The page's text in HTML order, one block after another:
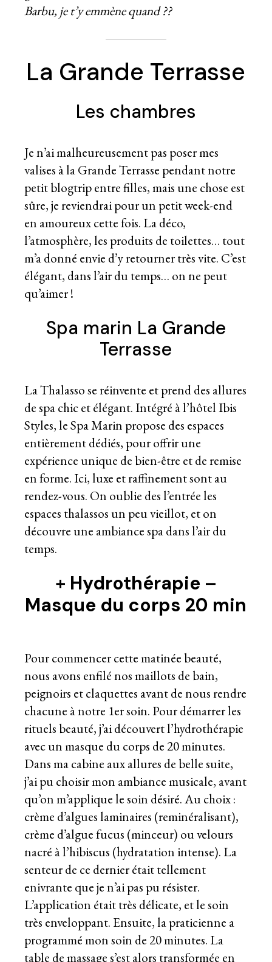
Barbu, je t’y emmène quand ??
La Grande Terrasse
Les chambres
Je n’ai malheureusement pas poser mes
valises à la Grande Terrasse pendant notre
petit blogtrip entre filles, mais une chose est
sûre, je reviendrai pour un petit week-end
en amoureux cette fois. La déco,
l’atmosphère, les produits de toilettes… tout
m’a donné envie d’y retourner très vite. C’est
élégant, dans l’air du temps… on ne peut
qu’aimer !
Spa marin La Grande
Terrasse
La Thalasso se réinvente et prend des allures
de spa chic et élégant. Intégré à l’hôtel Ibis
Styles, le Spa Marin propose des espaces
entièrement dédiés, pour offrir une
expérience unique de bien-être et de remise
en forme. Ici, luxe et raffinement sont au
rendez-vous. On oublie des l’entrée les
espaces thalassos un peu vieillot, et on
découvre une ambiance spa dans l’air du
temps.
+ Hydrothérapie –
Masque du corps 20 min
Pour commencer cette matinée beauté,
nous avons enfilé nos maillots de bain,
peignoirs et claquettes avant de nous rendre
chacune à notre 1er soin. Pour démarrer les
rituels beauté, j’ai découvert l’hydrothérapie
avec un masque du corps de 20 minutes.
Dans ma cabine aux allures de belle suite,
j’ai pu choisir mon ambiance musicale, avant
qu’on m’applique le soin désiré. Au choix :
crème d’algues laminaires (reminéralisant),
crème d’algue fucus (minceur) ou velours
nacré à l’hibiscus (hydratation intense). La
senteur de ce dernier était tellement
enivrante que je n’ai pas pu résister.
L’application était très délicate, et le soin
très enveloppant. Ensuite, la praticienne a
programmé mon soin de 20 minutes. La
table de massage s’est alors transformée en